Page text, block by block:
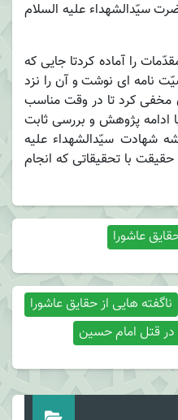
سیّدالشهداء علیه السلام
را آماده کردتا جایی که
نامه ای نوشت و آن را نزد
مخفی کرد تا در وقت مناسب
ادامه پژوهش و بررسی ثابت
شهادت سیّدالشهداء علیه
با تحقیقاتی که انجام
عاشورا
ناگفته هایی از حقایق عاشورا
قتل امام حسین